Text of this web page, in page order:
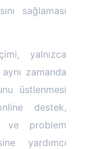
sağlaması
yalnızca
zamanda
üstlenmesi
destek,
ve problem
yardımcı